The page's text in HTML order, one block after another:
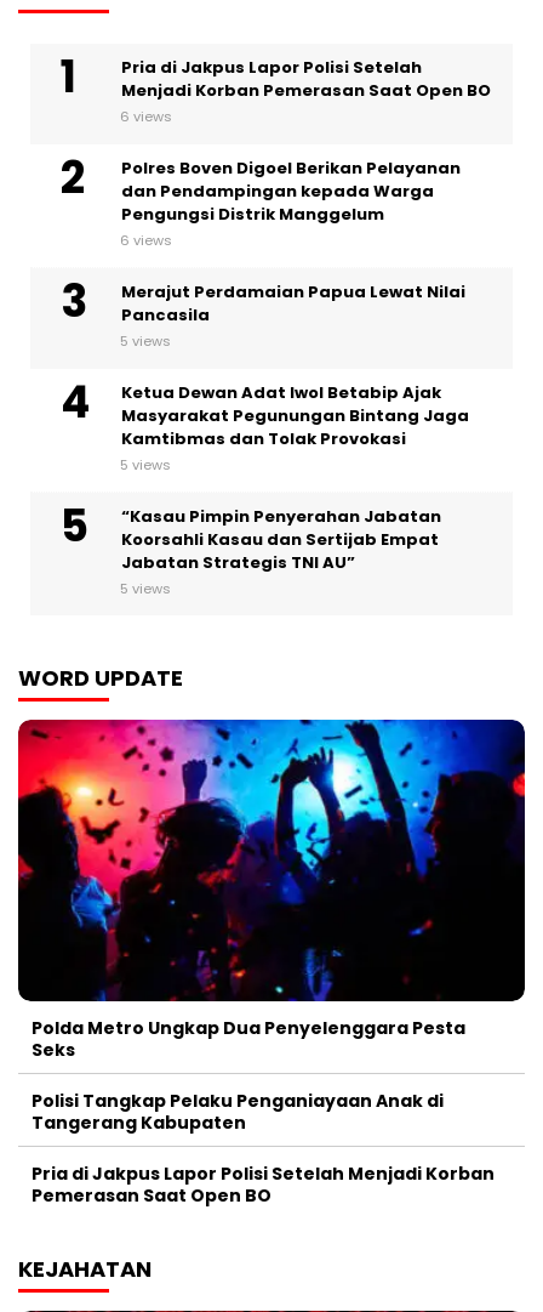
Pria di Jakpus Lapor Polisi Setelah
Menjadi Korban Pemerasan Saat Open BO
6 views
Polres Boven Digoel Berikan Pelayanan
dan Pendampingan kepada Warga
Pengungsi Distrik Manggelum
6 views
Merajut Perdamaian Papua Lewat Nilai
Pancasila
5 views
Ketua Dewan Adat Iwol Betabip Ajak
Masyarakat Pegunungan Bintang Jaga
Kamtibmas dan Tolak Provokasi
5 views
“Kasau Pimpin Penyerahan Jabatan
Koorsahli Kasau dan Sertijab Empat
Jabatan Strategis TNI AU”
5 views
WORD UPDATE
Polda Metro Ungkap Dua Penyelenggara Pesta
Seks
Polisi Tangkap Pelaku Penganiayaan Anak di
Tangerang Kabupaten
Pria di Jakpus Lapor Polisi Setelah Menjadi Korban
Pemerasan Saat Open BO
KEJAHATAN